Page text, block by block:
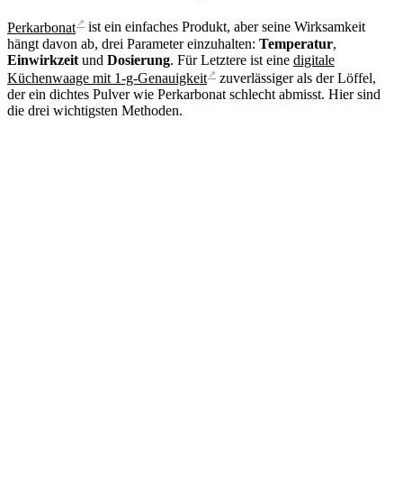
Perkarbonat ↗ ist ein einfaches Produkt, aber seine Wirksamkeit
hängt davon ab, drei Parameter einzuhalten: Temperatur,
Einwirkzeit und Dosierung. Für Letztere ist eine digitale
Küchenwaage mit 1-g-Genauigkeit ↗ zuverlässiger als der Löffel,
der ein dichtes Pulver wie Perkarbonat schlecht abmisst. Hier sind
die drei wichtigsten Methoden.